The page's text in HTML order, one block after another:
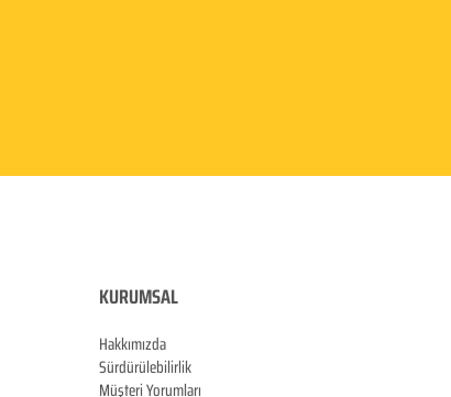
KURUMSAL
Hakkımızda
Sürdürülebilirlik
Müşteri Yorumları